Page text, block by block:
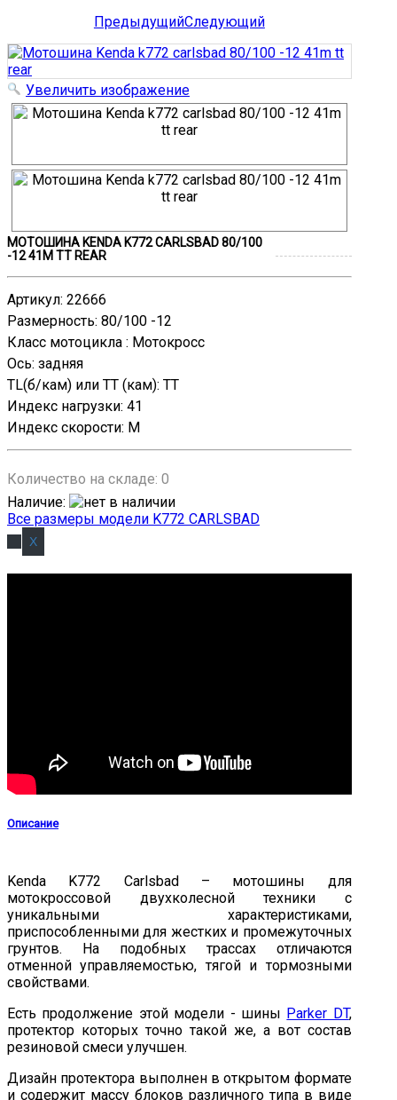
ПредыдущийСледующий
Увеличить изображение
МОТОШИНА KENDA K772 CARLSBAD 80/100
-12 41M TT REAR
Артикул: 22666
Размерность: 80/100 -12
Класс мотоцикла : Мотокросс
Ось: задняя
TL(б/кам) или TT (кам): TT
Индекс нагрузки: 41
Индекс скорости: M
Количество на складе: 0
Наличие:
Все размеры модели K772 CARLSBAD
Описание
Kenda K772 Carlsbad – мотошины для
мотокроссовой двухколесной техники с
уникальными характеристиками,
приспособленными для жестких и промежуточных
грунтов. На подобных трассах отличаются
отменной управляемостью, тягой и тормозными
свойствами.
Есть продолжение этой модели - шины Parker DT,
протектор которых точно такой же, а вот состав
резиновой смеси улучшен.
Дизайн протектора выполнен в открытом формате
и содержит массу блоков различного типа в виде